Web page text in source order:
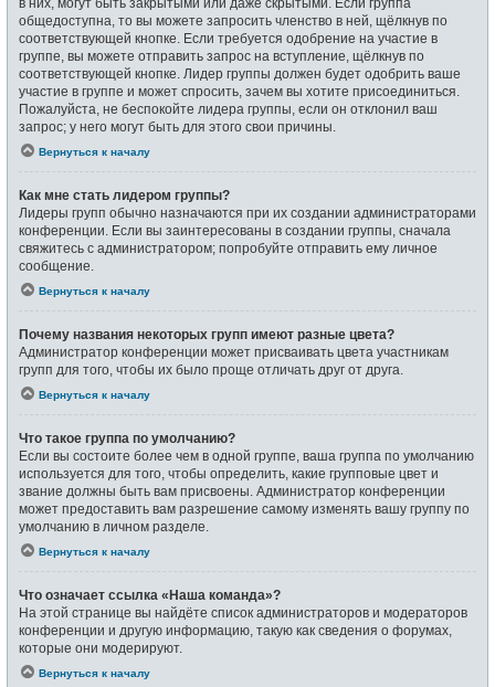
общедоступна, то вы можете запросить членство в ней, щёлкнув по
соответствующей кнопке. Если требуется одобрение на участие в
группе, вы можете отправить запрос на вступление, щёлкнув по
соответствующей кнопке. Лидер группы должен будет одобрить ваше
участие в группе и может спросить, зачем вы хотите присоединиться.
Пожалуйста, не беспокойте лидера группы, если он отклонил ваш
запрос; у него могут быть для этого свои причины.
Вернуться к началу
Как мне стать лидером группы?
Лидеры групп обычно назначаются при их создании администраторами
конференции. Если вы заинтересованы в создании группы, сначала
свяжитесь с администратором; попробуйте отправить ему личное
сообщение.
Вернуться к началу
Почему названия некоторых групп имеют разные цвета?
Администратор конференции может присваивать цвета участникам
групп для того, чтобы их было проще отличать друг от друга.
Вернуться к началу
Что такое группа по умолчанию?
Если вы состоите более чем в одной группе, ваша группа по умолчанию
используется для того, чтобы определить, какие групповые цвет и
звание должны быть вам присвоены. Администратор конференции
может предоставить вам разрешение самому изменять вашу группу по
умолчанию в личном разделе.
Вернуться к началу
Что означает ссылка «Наша команда»?
На этой странице вы найдёте список администраторов и модераторов
конференции и другую информацию, такую как сведения о форумах,
которые они модерируют.
Вернуться к началу